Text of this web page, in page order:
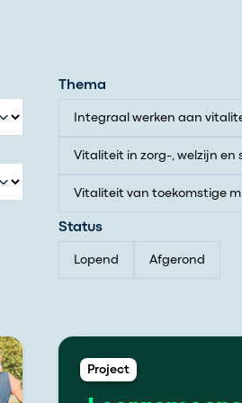
Thema
Integraal werken aan
Vitaliteit in zorg-, welzijn en
Vitaliteit van toekomstige
Status
Lopend Afgerond
Project